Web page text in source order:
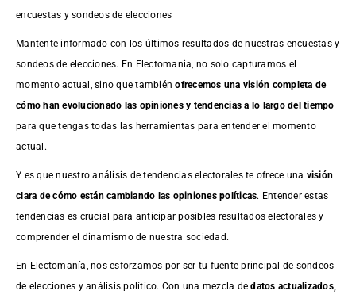
encuestas y sondeos de elecciones
Mantente informado con los últimos resultados de nuestras encuestasy
sondeos de elecciones. En Electomania, no solo capturamos el
momento actual, sino que tambiénofrecemos una visión completa de
cómo han evolucionado las opiniones y tendencias a lo largo del tiempo
para que tengas todas las herramientas para entender el momento
actual.
Y es que nuestro análisis de tendencias electorales te ofrece una visión
clara de cómo están cambiando las opiniones políticas. Entender estas
tendencias es crucial para anticipar posibles resultados electorales y
comprender el dinamismo de nuestra sociedad.
En Electomanía, nos esforzamos por ser tu fuente principal de sondeos
de elecciones y análisis político. Con una mezcla dedatos actualizados,